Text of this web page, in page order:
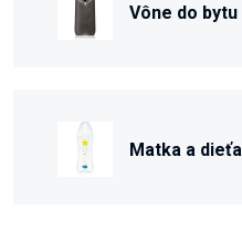
Vône do bytu
Matka a dieťa